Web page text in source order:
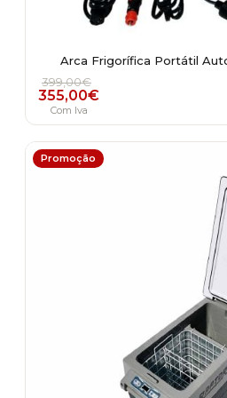
Arca Frigorífica Portátil
399,00€
O preço original era:
355,00€
O preço atual é:
Com Iva
Promoção